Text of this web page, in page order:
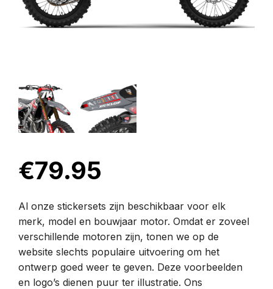
€79.95
Al onze stickersets zijn beschikbaar voor elk
merk, model en bouwjaar motor. Omdat er zoveel
verschillende motoren zijn, tonen we op de
website slechts populaire uitvoering om het
ontwerp goed weer te geven. Deze voorbeelden
en logo’s dienen puur ter illustratie. Ons